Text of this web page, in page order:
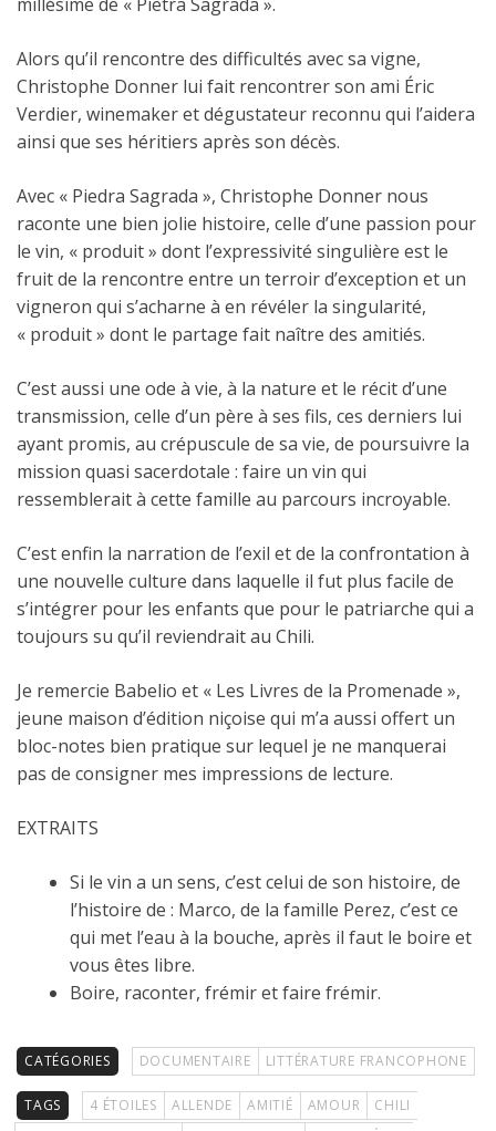
Alors qu’il rencontre des difficultés avec sa vigne,
Christophe Donner lui fait rencontrer son ami Éric
Verdier, winemaker et dégustateur reconnu qui l’aidera
ainsi que ses héritiers après son décès.
Avec « Piedra Sagrada », Christophe Donner nous
raconte une bien jolie histoire, celle d’une passion pour
le vin, « produit » dont l’expressivité singulière est le
fruit de la rencontre entre un terroir d’exception et un
vigneron qui s’acharne à en révéler la singularité,
« produit » dont le partage fait naître des amitiés.
C’est aussi une ode à vie, à la nature et le récit d’une
transmission, celle d’un père à ses fils, ces derniers lui
ayant promis, au crépuscule de sa vie, de poursuivre la
mission quasi sacerdotale : faire un vin qui
ressemblerait à cette famille au parcours incroyable.
C’est enfin la narration de l’exil et de la confrontation à
une nouvelle culture dans laquelle il fut plus facile de
s’intégrer pour les enfants que pour le patriarche qui a
toujours su qu’il reviendrait au Chili.
Je remercie Babelio et « Les Livres de la Promenade »,
jeune maison d’édition niçoise qui m’a aussi offert un
bloc-notes bien pratique sur lequel je ne manquerai
pas de consigner mes impressions de lecture.
EXTRAITS
Si le vin a un sens, c’est celui de son histoire, de
l’histoire de : Marco, de la famille Perez, c’est ce
qui met l’eau à la bouche, après il faut le boire et
vous êtes libre.
Boire, raconter, frémir et faire frémir.
CATÉGORIES DOCUMENTAIRE LITTÉRATURE FRANCOPHONE
TAGS 4 ÉTOILES ALLENDE AMITIÉ AMOUR
CHILI